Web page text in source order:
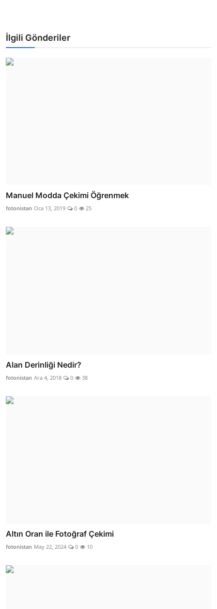
İlgili Gönderiler
Manuel Modda Çekimi Öğrenmek
fotonistan Oca 13, 2019 0 25
Alan Derinliği Nedir?
fotonistan Ara 4, 2018 0 38
Altın Oran ile Fotoğraf Çekimi
fotonistan May 22, 2024 0 10